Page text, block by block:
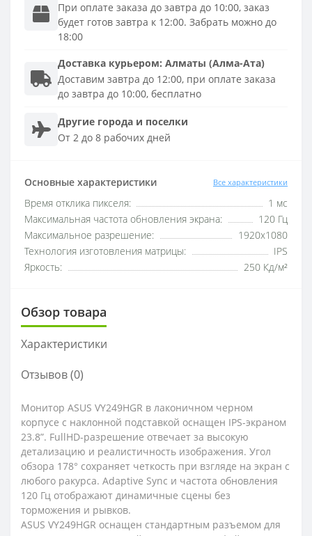
При оплате заказа до завтра до 10:00, заказ
будет готов завтра к 12:00. Забрать можно до
18:00
Доставка курьером: Алматы (Алма-Ата)
Доставим завтра до 12:00, при оплате заказа
до завтра до 10:00, бесплатно
Другие города и поселки
От 2 до 8 рабочих дней
Основные характеристики Все характеристики
Время отклика пикселя:
1 мс
Максимальная частота обновления экрана:
120 Гц
Максимальное разрешение:
1920x1080
Технология изготовления матрицы:
IPS
Яркость:
250 Кд/м²
Обзор товара
Характеристики
Отзывов (0)
Монитор ASUS VY249HGR в лаконичном черном
корпусе с наклонной подставкой оснащен IPS-экраном
23.8”. FullHD-разрешение отвечает за высокую
детализацию и реалистичность изображения. Угол
обзора 178° сохраняет четкость при взгляде на экран с
любого ракурса. Adaptive Sync и частота обновления
120 Гц отображают динамичные сцены без
торможения и рывков.
ASUS VY249HGR оснащен стандартным разъемом для